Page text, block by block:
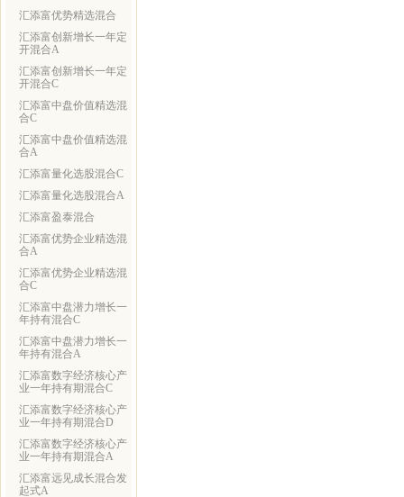
汇添富优势精选混合
汇添富创新增长一年定
开混合A
汇添富创新增长一年定
开混合C
汇添富中盘价值精选混
合C
汇添富中盘价值精选混
合A
汇添富量化选股混合C
汇添富量化选股混合A
汇添富盈泰混合
汇添富优势企业精选混
合A
汇添富优势企业精选混
合C
汇添富中盘潜力增长一
年持有混合C
汇添富中盘潜力增长一
年持有混合A
汇添富数字经济核心产
业一年持有期混合C
汇添富数字经济核心产
业一年持有期混合D
汇添富数字经济核心产
业一年持有期混合A
汇添富远见成长混合发
起式A